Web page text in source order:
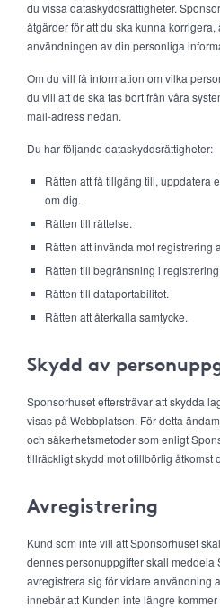
du vissa dataskyddsrättigheter.
åtgärder för att du ska kunna
användningen av din personliga
Om du vill få information om vilka
du vill att de ska tas bort från våra
mail-adress nedan.
Du har följande dataskyddsrättigheter:
Rätten att få tillgång till, uppdatera
om dig.
Rätten till rättelse.
Rätten att invända mot registrering
Rätten till begränsning i
Rätten till dataportabilitet.
Rätten att återkalla samtycke.
Skydd av
Sponsorhuset eftersträvar att skydda
visas på Webbplatsen. För detta
och säkerhetsmetoder som enligt
tillräckligt skydd mot otillbörlig åtkomst
Avregistrering
Kund som inte vill att Sponsorhuset
dennes personuppgifter skall meddela
avregistrera sig för vidare användning
innebär att Kunden inte längre